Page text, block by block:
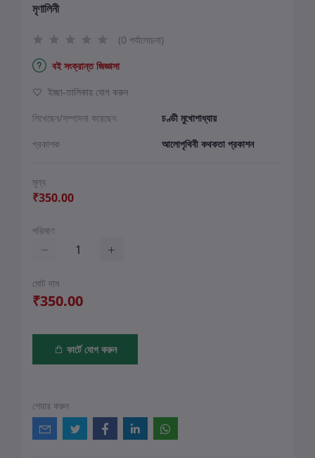
মৃণালিনী
(0 পর্যালোচনা)
বই সংক্রান্ত জিজ্ঞাসা
ইচ্ছা-তালিকায় যোগ করুন
লিখেছেন/সম্পাদনা করেছেন
চণ্ডী মুখোপাধ্যায়
প্রকাশক
আলোপৃথিবী কথকতা প্রকাশন
মূল্য
₹350.00
পরিমাণ
মোট দাম
₹350.00
কার্টে যোগ করুন
শেয়ার করুন